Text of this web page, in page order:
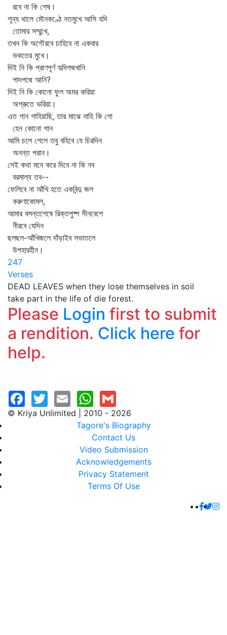
রবে না কি শেষ।
শূন্য থালে মৌনকণ্ঠে নতমুখে আসি যদি
তোমার সম্মুখে,
তখন কি অগৌরবে চাহিবে না একবার
ভকতের মুখে।
দিই নি কি প্রাণপূর্ণ হৃদিপদ্মখানি
পাদপদ্মে আনি?
দিই নি কি কোনো ফুল অমর করিয়া
অশ্রুতে ভরিয়া।
এত গান গাহিয়াছি, তার মাঝে নাহি কি গো
হেন কোনো গান
আমি চলে গেলে তবু বহিবে যে চিরদিন
অনন্ত পরান।
সেই কথা মনে করে দিবে না কি নব
বরমাল্য তব--
ফেলিবে না আঁখি হতে একবিন্দু জল
করুণাকোমল,
আমার বসন্তশেষে রিক্তপুষ্প দীনবেশে
নীরবে যেদিন
ছলছল-আঁখিজলে দাঁড়াইব সভাতলে
উপহারহীন।
247
Verses
DEAD LEAVES when they lose themselves in soil
take part in the life of die forest.
Please Login first to submit
a rendition. Click here for
help.
© Kriya Unlimited | 2010 - 2026
Tagore's Biography
Contact Us
Video Submission
Acknowledgements
Privacy Statement
Terms Of Use